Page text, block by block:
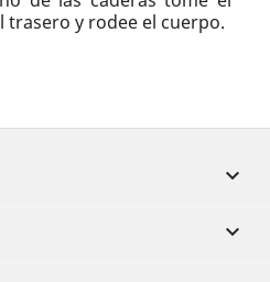
trasero y rodee el cuerpo.

